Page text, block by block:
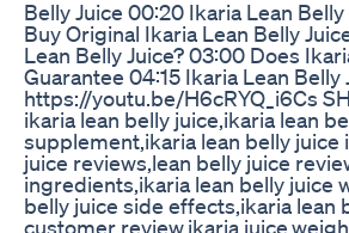
Belly Juice 00:20 Ikaria Lean
Buy Original Ikaria Lean Belly
Lean Belly Juice? 03:00 Does
Guarantee 04:15 Ikaria Lean
https://youtu.be/H6cRYQ_i6Cs
ikaria lean belly juice,ikaria lean
supplement,ikaria lean belly
juice reviews,lean belly juice
ingredients,ikaria lean belly juice
belly juice side effects,ikaria lean
customer review,ikaria